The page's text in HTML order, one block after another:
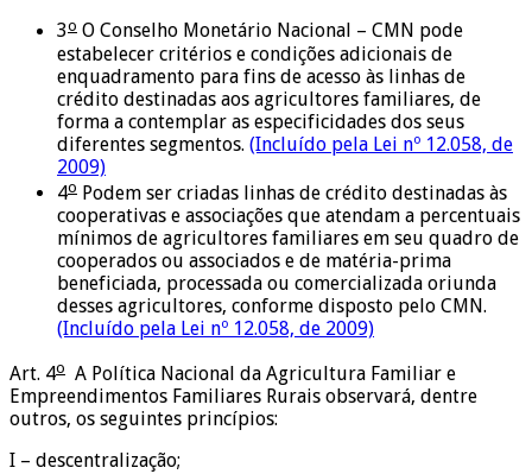
3o O Conselho Monetário Nacional – CMN pode
estabelecer critérios e condições adicionais de
enquadramento para fins de acesso às linhas de
crédito destinadas aos agricultores familiares, de
forma a contemplar as especificidades dos seus
diferentes segmentos. (Incluído pela Lei nº 12.058, de
2009)
4o Podem ser criadas linhas de crédito destinadas às
cooperativas e associações que atendam a percentuais
mínimos de agricultores familiares em seu quadro de
cooperados ou associados e de matéria-prima
beneficiada, processada ou comercializada oriunda
desses agricultores, conforme disposto pelo CMN.
(Incluído pela Lei nº 12.058, de 2009)
Art. 4o A Política Nacional da Agricultura Familiar e
Empreendimentos Familiares Rurais observará, dentre
outros, os seguintes princípios:
I – descentralização;